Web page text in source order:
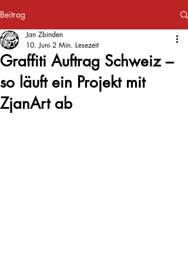
Beitrag
Graffiti Auftrag Schweiz –
so läuft ein Projekt mit
ZjanArt ab
Jan Zbinden
10. Juni 2 Min. Lesezeit